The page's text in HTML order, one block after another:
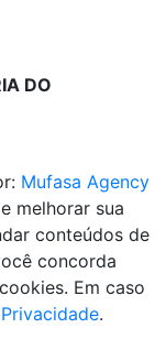
DO
Mufasa Agency
melhorar sua
conteúdos de
concorda
Em caso
.